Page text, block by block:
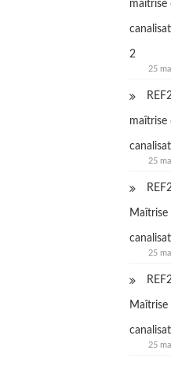
maîtrise
2
25
maîtrise
25
25
25